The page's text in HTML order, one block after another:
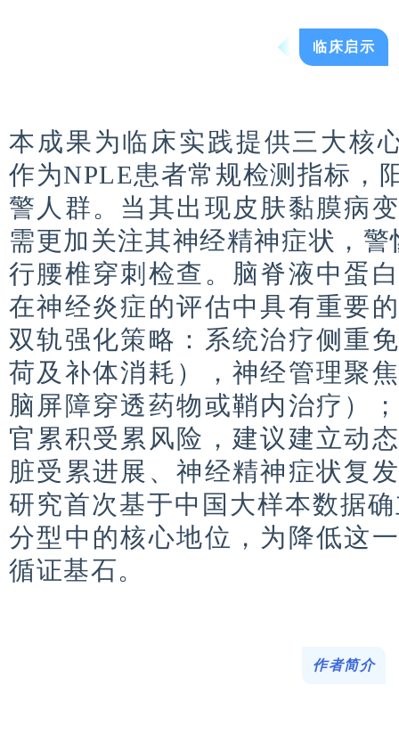
临床启示
本成果为临床实践提供三大核
作为NPLE患者常规检测指标，
警人群。当其出现皮肤黏膜病
需更加关注其神经精神症状，警
行腰椎穿刺检查。脑脊液中蛋
在神经炎症的评估中具有重要
双轨强化策略：系统治疗侧重
荷及补体消耗），神经管理聚
脑屏障穿透药物或鞘内治疗）
官累积受累风险，建议建立动
脏受累进展、神经精神症状复
研究首次基于中国大样本数据
分型中的核心地位，为降低这
循证基石。
作者简介